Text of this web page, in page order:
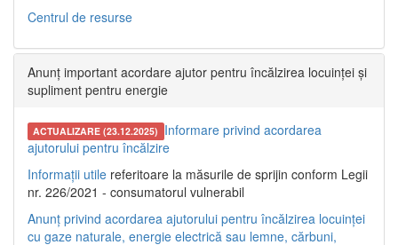
Centrul de resurse
Anunț important acordare ajutor pentru încălzirea locuinței și
supliment pentru energie
ACTUALIZARE (23.12.2025) Informare privind acordarea
ajutorului pentru încălzire
Informații utile referitoare la măsurile de sprijin conform Legii
nr. 226/2021 - consumatorul vulnerabil
Anunț privind acordarea ajutorului pentru încălzirea locuinței
cu gaze naturale, energie electrică sau lemne, cărbuni,